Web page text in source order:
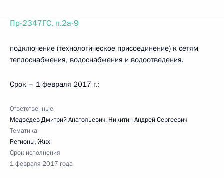
Пр-2347ГС, п.2а-9
подключение (технологическое присоединение) к сетям
теплоснабжения, водоснабжения и водоотведения.
Срок – 1 февраля 2017 г.;
Ответственные
Медведев Дмитрий Анатольевич, Никитин Андрей Сергеевич
Тематика
Регионы,Жкх
Срок исполнения
1 февраля 2017 года